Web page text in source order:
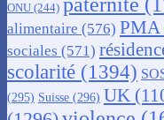
ONU (244)
alimentaire (576) PMA
sociales (571)
scolarité (1394)
(295) Suisse (296) UK